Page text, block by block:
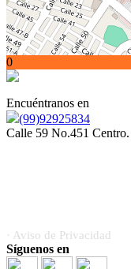
0
Encuéntranos en
(99)92925834
Calle 59 No.451
· Aviso de Privacidad
Síguenos en